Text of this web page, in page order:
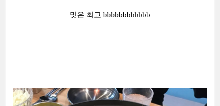
맛은 최고 bbbbbbbbbbbb